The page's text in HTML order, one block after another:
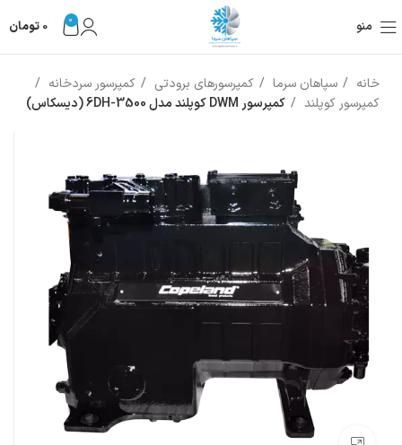
منو 0
0 تومان
خانه سپاهان سرما کمپرسورهای برودتی
کمپرسور سردخانه
کمپرسور کوپلند
کمپرسور DWM کوپلند مدل 6DH-3500 (دیسکاس)